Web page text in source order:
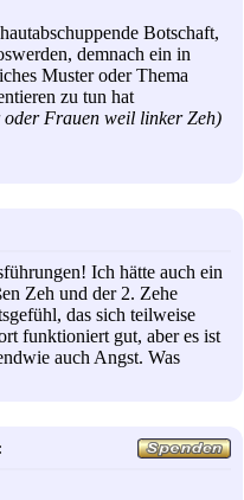
Botschaft,
demnach ein in
Muster oder Thema
zu tun hat
Frauen weil linker Zeh)
Ich hätte auch ein
Zeh und der 2. Zehe
das sich teilweise
funktioniert gut, aber es ist
auch Angst. Was